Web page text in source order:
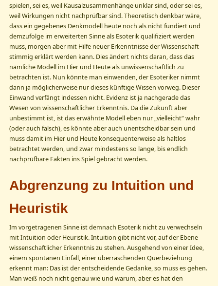
spielen, sei es, weil Kausalzusammenhänge unklar sind, oder sei es,
weil Wirkungen nicht nachprüfbar sind. Theoretisch denkbar wäre,
dass ein gegebenes Denkmodell heute noch als nicht fundiert und
demzufolge im erweiterten Sinne als Esoterik qualifiziert werden
muss, morgen aber mit Hilfe neuer Erkenntnisse der Wissenschaft
stimmig erklärt werden kann. Dies ändert nichts daran, dass das
nämliche Modell im Hier und Heute als unwissenschaftlich zu
betrachten ist. Nun könnte man einwenden, der Esoteriker nimmt
dann ja möglicherweise nur dieses künftige Wissen vorweg. Dieser
Einwand verfängt indessen nicht. Evidenz ist ja nachgerade das
Wesen von wissenschaftlicher Erkenntnis. Da die Zukunft aber
unbestimmt ist, ist das erwähnte Modell eben nur „vielleicht“ wahr
(oder auch falsch), es könnte aber auch unentscheidbar sein und
muss damit im Hier und Heute konsequenterweise als haltlos
betrachtet werden, und zwar mindestens so lange, bis endlich
nachprüfbare Fakten ins Spiel gebracht werden.
Abgrenzung zu Intuition und
Heuristik
Im vorgetragenen Sinne ist demnach Esoterik nicht zu verwechseln
mit Intuition oder Heuristik. Intuition gibt nicht vor, auf der Ebene
wissenschaftlicher Erkenntnis zu stehen. Ausgehend von einer Idee,
einem spontanen Einfall, einer überraschenden Querbeziehung
erkennt man: Das ist der entscheidende Gedanke, so muss es gehen.
Man weiß noch nicht genau wie und warum, aber es hat den